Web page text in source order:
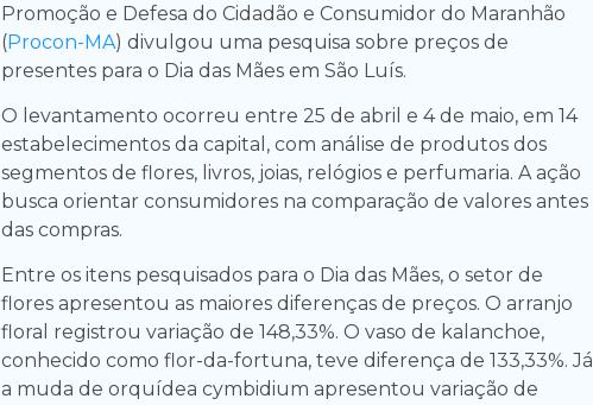
Promoção e Defesa do Cidadão e Consumidor do Maranhão
(Procon-MA) divulgou uma pesquisa sobre preços de
presentes para o Dia das Mães em São Luís.
O levantamento ocorreu entre 25 de abril e 4 de maio, em 14
estabelecimentos da capital, com análise de produtos dos
segmentos de flores, livros, joias, relógios e perfumaria. A ação
busca orientar consumidores na comparação de valores antes
das compras.
Entre os itens pesquisados para o Dia das Mães, o setor de
flores apresentou as maiores diferenças de preços. O arranjo
floral registrou variação de 148,33%. O vaso de kalanchoe,
conhecido como flor-da-fortuna, teve diferença de 133,33%. Já
a muda de orquídea cymbidium apresentou variação de